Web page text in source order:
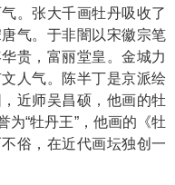
。张大千画牡丹吸收了
气。于非闇以宋徽宗笔
贵，富丽堂皇。金城力
人气。陈半丁是京派绘
近师吴昌硕，他画的牡
为“牡丹王”，他画的《牡
俗，在近代画坛独创一